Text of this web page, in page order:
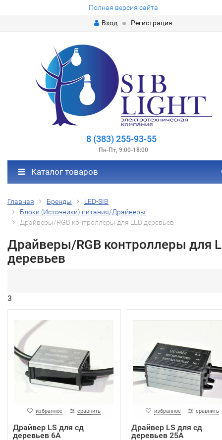
Полная версия сайта
Вход
Регистрация
8 (383) 255-93-55
Пн-Пт, 9:00-18:00
Каталог товаров
Главная Бренды
LED-SIB
Блоки (Источники) питания/Драйверы
Драйверы/RGB контроллеры для LED деревьев
Драйверы/RGB контроллеры для
деревьев
3
избранное сравнить
Драйвер LS для сд
деревьев 6А
избранное сравнить
Драйвер LS для сд
деревьев 25А